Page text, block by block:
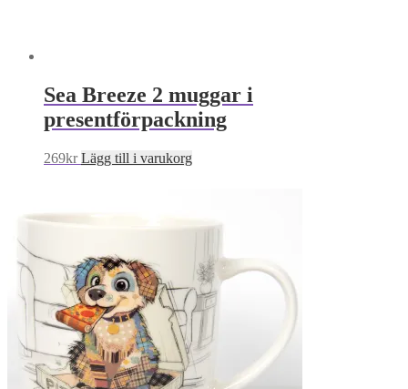
Sea Breeze 2 muggar i
presentförpackning
269kr Lägg till i varukorg